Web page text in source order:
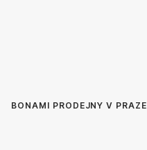
BONAMI PRODEJNY V PRAZE